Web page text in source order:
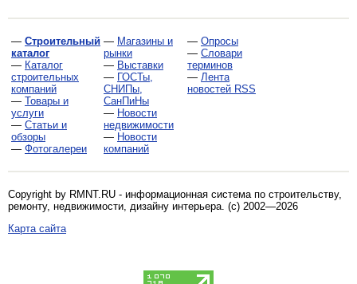
— Строительный
каталог
— Каталог
строительных
компаний
— Товары и
услуги
— Статьи и
обзоры
— Фотогалереи
— Магазины и
рынки
— Выставки
— ГОСТы,
СНИПы,
СанПиНы
— Новости
недвижимости
— Новости
компаний
— Опросы
— Словари
терминов
— Лента
новостей RSS
Copyright by RMNT.RU - информационная система по строительству,
ремонту, недвижимости, дизайну интерьера . (c) 2002—2026
Карта сайта